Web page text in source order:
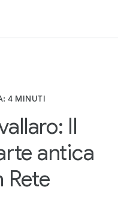
4 MINUTI
Il
antica
Rete